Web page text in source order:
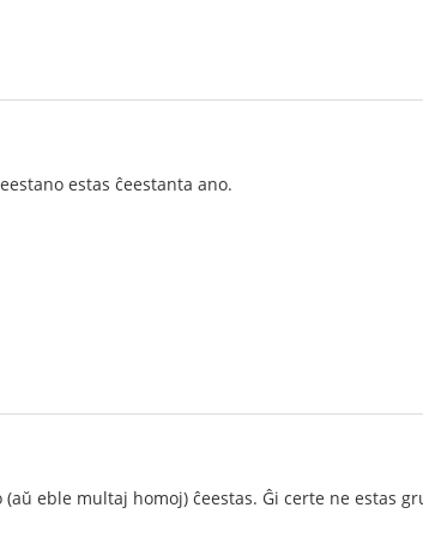
estas ĉeestanta ano.
eble multaj homoj) ĉeestas. Ĝi certe ne estas